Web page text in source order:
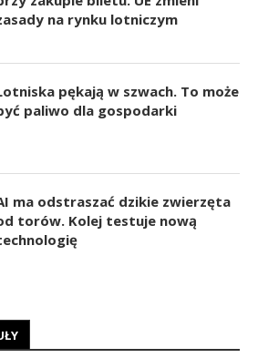
na rynku lotniczym
pękają w szwach. To może
paliwo dla gospodarki
ma odstraszać dzikie zwierzęta
torów. Kolej testuje nową